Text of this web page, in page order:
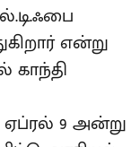
என்று
காந்தி
9 அன்று